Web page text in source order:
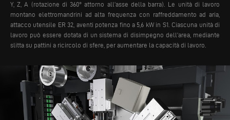
Y, Z, A (rotazione di 360° attorno all’asse della barra). Le unità di lavoro
montano elettromandrini ad alta frequenza con raffreddamento ad aria,
attacco utensile ER 32, aventi potenza fino a 5,6 kW in S1. Ciascuna unità di
lavoro può essere dotata di un sistema di disimpegno dell’area, mediante
slitta su pattini a ricircolo di sfere, per aumentare la capacità di lavoro.